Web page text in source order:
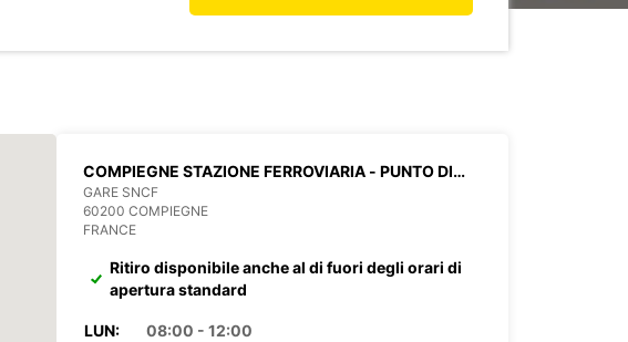
COMPIEGNE STAZIONE FERROVIARIA - PUNTO DI
SERVIZIO
GARE SNCF
60200 COMPIEGNE
FRANCE
Ritiro disponibile anche al di fuori degli orari di
apertura standard
LUN:
08:00 - 12:00